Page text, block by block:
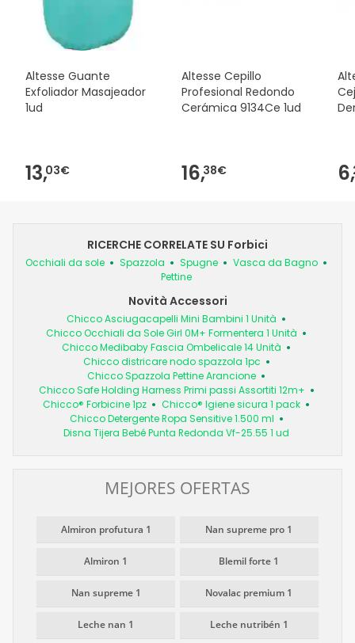
Altesse Guante
Exfoliador Masajeador
1ud
13,03€
Altesse Cepillo
Profesional Redondo
Cerámica 9134Ce 1ud
16,38€ 6,
RICERCHE CORRELATE SU Forbici
Occhiali da sole Spazzola Spugne
Vasca da Bagno
Pettine
Novità Accessori
Chicco Asciugacapelli Mini Bambini 1 Unità
Chicco Occhiali da Sole Girl 0M+ Formentera 1 Unità
Chicco Medibaby Fascia Ombelicale 14 Unità
Chicco districare nodo spazzola 1pc
Chicco Spazzola Pettine Arancione
Chicco Safe Holding Harness Primi passi Assortiti 12m+
Chicco® Forbicine 1pz
Chicco® Igiene sicura 1 pack
Chicco Detergente Ropa Sensitive 1.500 ml
Disna Tijera Bebé Punta Redonda Vf-25.55 1 ud
MEJORES OFERTAS
Almiron profutura 1 Nan supreme pro 1
Almiron 1 Blemil forte 1
Nan supreme 1 Novalac premium 1
Leche nan 1 Leche nutribén 1